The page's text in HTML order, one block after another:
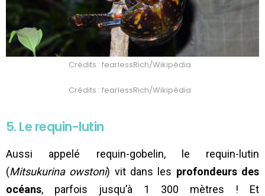
Crédits : fearlessRich/Wikipédia
Crédits : fearlessRich/Wikipédia
5. Le requin-lutin
Aussi appelé requin-gobelin, le requin-lutin
(Mitsukurina owstoni) vit dans les profondeurs des
océans, parfois jusqu’à 1 300 mètres ! Et